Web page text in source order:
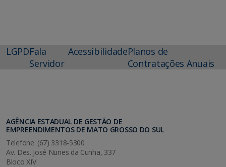
LGPDFala
Servidor
AcessibilidadePlanos de
Contratações Anuais
AGÊNCIA ESTADUAL DE GESTÃO DE
EMPREENDIMENTOS DE MATO GROSSO DO SUL
Telefone: (67) 3318-5300
Av. Des. José Nunes da Cunha, 337
Bloco XIV